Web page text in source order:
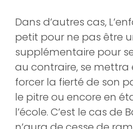
Dans d’autres cas,
petit pour ne pas être
supplémentaire pour
au contraire, se
forcer la fierté de son
le pitre ou encore en
l’école. C’est le cas de